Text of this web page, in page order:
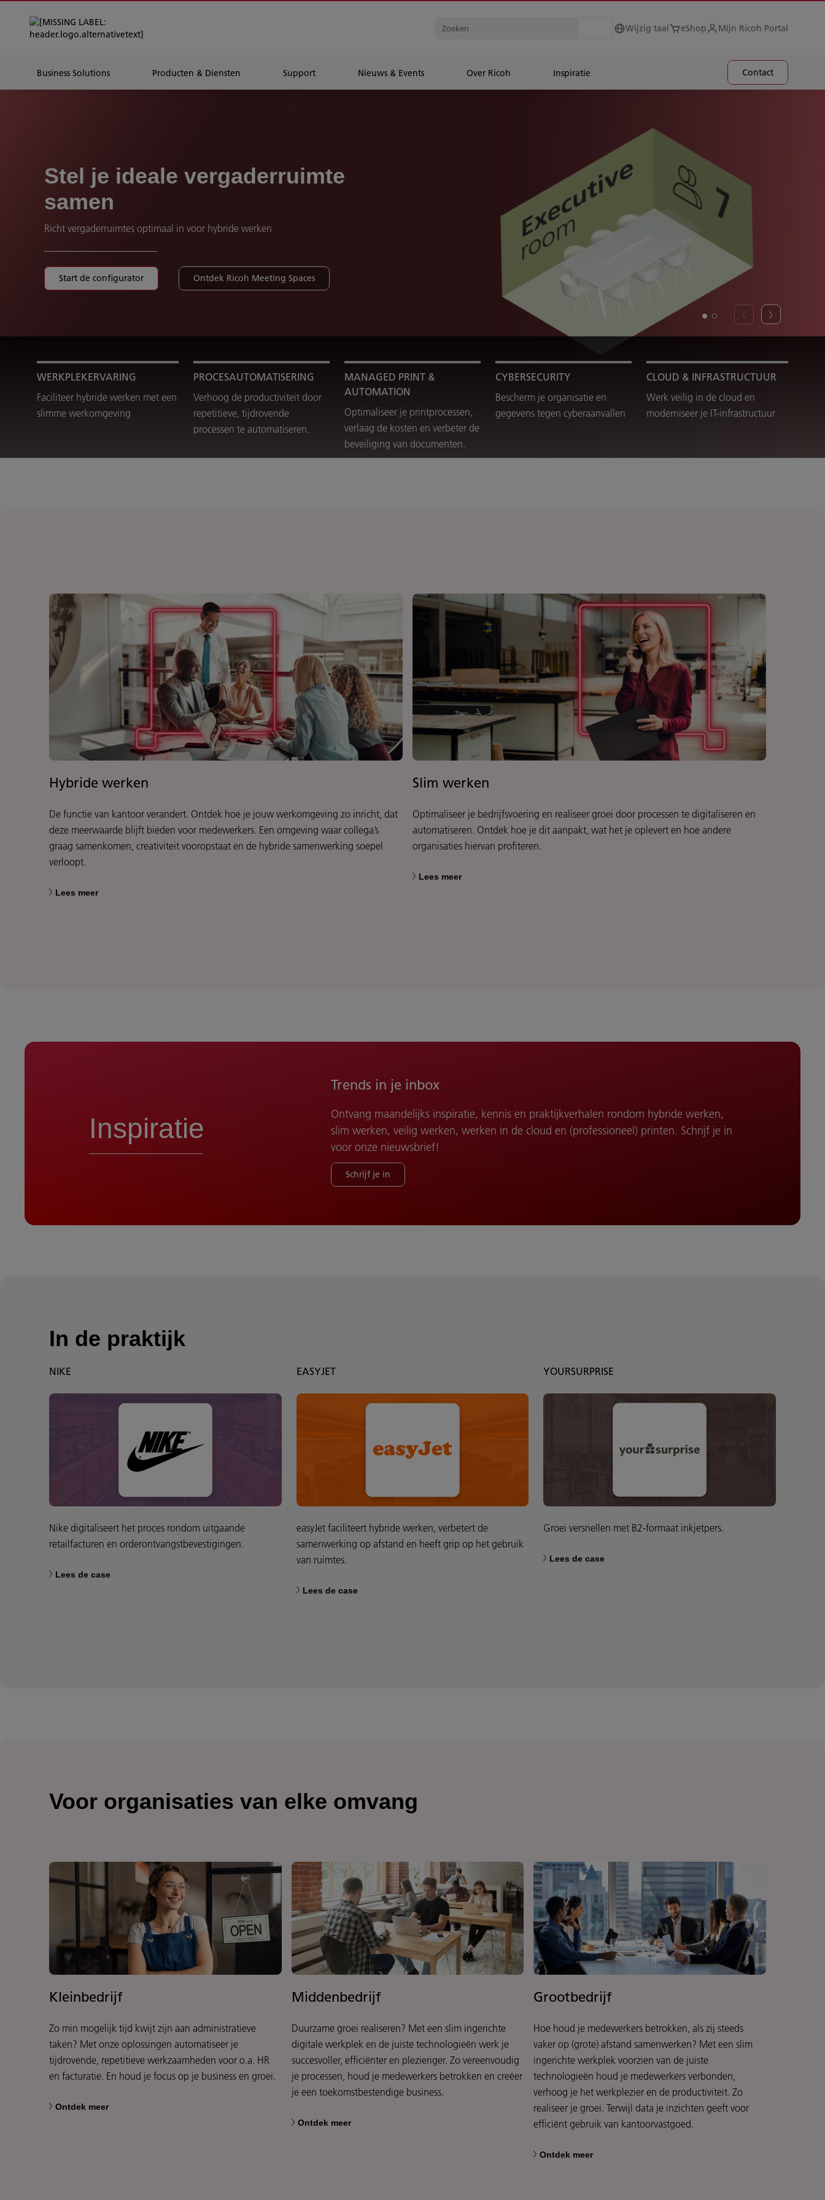
Wijzig taal eShop Mijn Ricoh Portal
Business Solutions Producten & Diensten Support Nieuws & Events Over Ricoh Inspiratie Contact
Stel je ideale vergaderruimte
samen
Richt vergaderruimtes optimaal in voor hybride werken
Start de configurator Ontdek Ricoh Meeting Spaces
WERKPLEKERVARING
Faciliteer hybride werken met een
slimme werkomgeving
PROCESAUTOMATISERING
Verhoog de productiviteit door
repetitieve, tijdrovende
processen te automatiseren.
MANAGED PRINT &
AUTOMATION
Optimaliseer je printprocessen,
verlaag de kosten en verbeter de
beveiliging van documenten.
CYBERSECURITY
Bescherm je organisatie en
gegevens tegen cyberaanvallen
CLOUD & INFRASTRUCTUUR
Werk veilig in de cloud en
moderniseer je IT-infrastructuur
Hybride werken
De functie van kantoor verandert. Ontdek hoe je jouw werkomgeving zo inricht, dat
deze meerwaarde blijft bieden voor medewerkers. Een omgeving waar collega’s
graag samenkomen, creativiteit vooropstaat en de hybride samenwerking soepel
verloopt.
Lees meer
Slim werken
Optimaliseer je bedrijfsvoering en realiseer groei door processen te digitaliseren en
automatiseren. Ontdek hoe je dit aanpakt, wat het je oplevert en hoe andere
organisaties hiervan profiteren.
Lees meer
Inspiratie
Trends in je inbox
Ontvang maandelijks inspiratie, kennis en praktijkverhalen rondom hybride werken,
slim werken, veilig werken, werken in de cloud en (professioneel) printen. Schrijf je in
voor onze nieuwsbrief!
Schrijf je in
In de praktijk
NIKE
Nike digitaliseert het proces rondom uitgaande
retailfacturen en orderontvangstbevestigingen.
Lees de case
EASYJET
easyJet faciliteert hybride werken, verbetert de
samenwerking op afstand en heeft grip op het gebruik
van ruimtes.
Lees de case
YOURSURPRISE
Groei versnellen met B2-formaat inkjetpers.
Lees de case
Voor organisaties van elke omvang
Kleinbedrijf
Zo min mogelijk tijd kwijt zijn aan administratieve
taken? Met onze oplossingen automatiseer je
tijdrovende, repetitieve werkzaamheden voor o.a. HR
en facturatie. En houd je focus op je business en groei.
Ontdek meer
Middenbedrijf
Duurzame groei realiseren? Met een slim ingerichte
digitale werkplek en de juiste technologieën werk je
succesvoller, efficiënter en plezieriger. Zo vereenvoudig
je processen, houd je medewerkers betrokken en creëer
je een toekomstbestendige business.
Ontdek meer
Grootbedrijf
Hoe houd je medewerkers betrokken, als zij steeds
vaker op (grote) afstand samenwerken? Met een slim
ingerichte werkplek voorzien van de juiste
technologieën houd je medewerkers verbonden,
verhoog je het werkplezier en de productiviteit. Zo
realiseer je groei. Terwijl data je inzichten geeft voor
efficiënt gebruik van kantoorvastgoed.
Ontdek meer